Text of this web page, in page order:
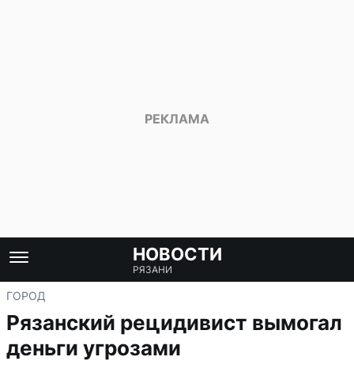
НОВОСТИ
РЯЗАНИ
ГОРОД
Рязанский рецидивист вымогал
деньги угрозами